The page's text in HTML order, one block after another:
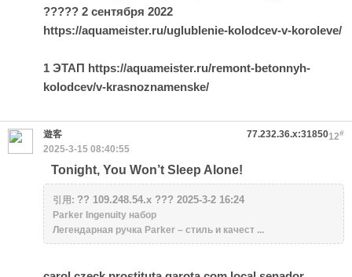
????? 2 сентября 2022
https://aquameister.ru/uglublenie-kolodcev-v-koroleve/
1 ЭТАП https://aquameister.ru/remont-betonnyh-
kolodcev/v-krasnoznamenske/
12#
遊客
77.232.36.x:31850
2025-3-15 08:40:55
Tonight, You Won’t Sleep Alone!
引用: ?? 109.248.54.x ??? 2025-3-2 16:24
Parker Ingenuity набор
Легендарная ручка Parker – стиль и качест ...